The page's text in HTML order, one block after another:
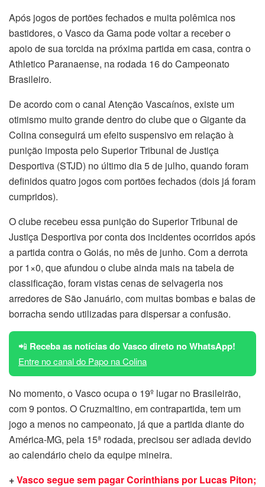
Após jogos de portões fechados e muita polêmica nos
bastidores, o Vasco da Gama pode voltar a receber o
apoio de sua torcida na próxima partida em casa, contra o
Athletico Paranaense, na rodada 16 do Campeonato
Brasileiro.
De acordo com o canal Atenção Vascaínos, existe um
otimismo muito grande dentro do clube que o Gigante da
Colina conseguirá um efeito suspensivo em relação à
punição imposta pelo Superior Tribunal de Justiça
Desportiva (STJD) no último dia 5 de julho, quando foram
definidos quatro jogos com portões fechados (dois já foram
cumpridos).
O clube recebeu essa punição do Superior Tribunal de
Justiça Desportiva por conta dos incidentes ocorridos após
a partida contra o Goiás, no mês de junho. Com a derrota
por 1×0, que afundou o clube ainda mais na tabela de
classificação, foram vistas cenas de selvageria nos
arredores de São Januário, com muitas bombas e balas de
borracha sendo utilizadas para dispersar a confusão.
📲 Receba as notícias do Vasco direto no WhatsApp!
Entre no canal do Papo na Colina
No momento, o Vasco ocupa o 19º lugar no Brasileirão,
com 9 pontos. O Cruzmaltino, em contrapartida, tem um
jogo a menos no campeonato, já que a partida diante do
América-MG, pela 15ª rodada, precisou ser adiada devido
ao calendário cheio da equipe mineira.
+Vasco segue sem pagar Corinthians por Lucas Piton;